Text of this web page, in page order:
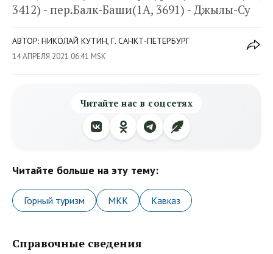
3412) - пер.Балк-Баши(1А, 3691) - Джылы-Су
АВТОР: НИКОЛАЙ КУТИН, Г. САНКТ-ПЕТЕРБУРГ
14 АПРЕЛЯ 2021 06:41 MSK
Читайте нас в соцсетях
Читайте больше на эту тему:
Горный туризм МКК Кавказ
Справочные сведения